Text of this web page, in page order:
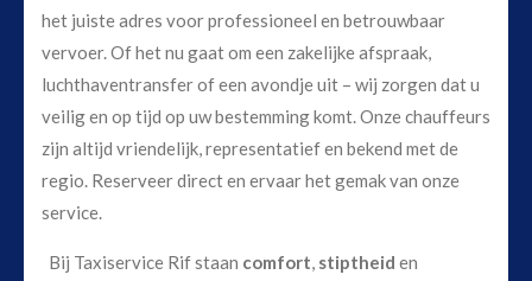
het juiste adres voor professioneel en betrouwbaar
vervoer. Of het nu gaat om een zakelijke afspraak,
luchthaventransfer of een avondje uit – wij zorgen dat u
veilig en op tijd op uw bestemming komt. Onze chauffeurs
zijn altijd vriendelijk, representatief en bekend met de
regio. Reserveer direct en ervaar het gemak van onze
service.
Bij Taxiservice Rif staan comfort, stiptheid en